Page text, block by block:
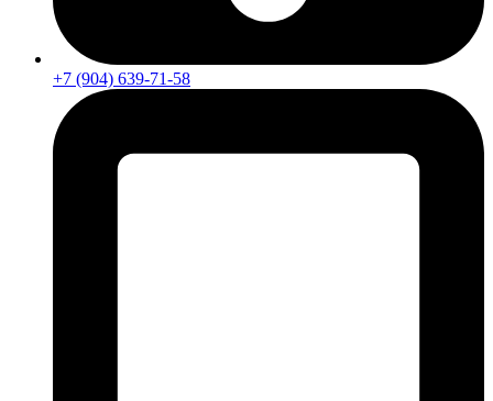
+7 (904) 639-71-58